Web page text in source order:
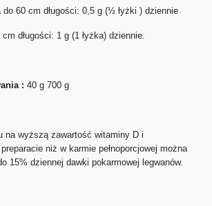
do 60 cm długości: 0,5 g (½ łyżki ) dziennie
długości: 1 g (1 łyżka) dziennie.
: 40 g 700 g
na wyższą zawartość witaminy D i
niż w karmie pełnoporcjowej można
15% dziennej dawki pokarmowej legwanów.